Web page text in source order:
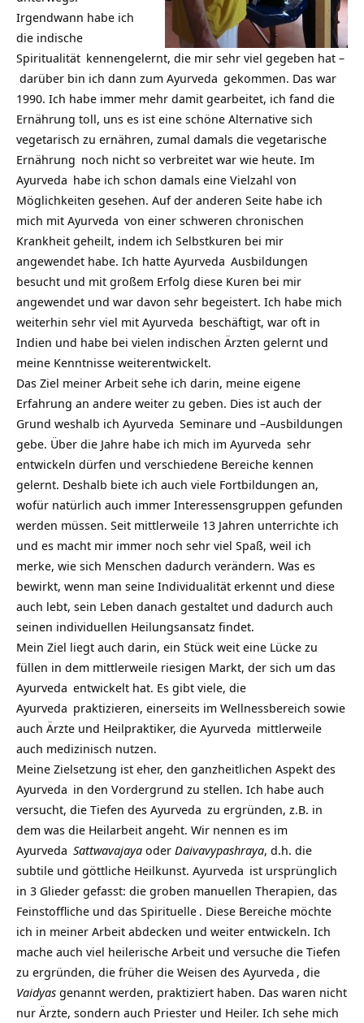
Irgendwann habe ich
die indische
Spiritualität kennengelernt, die mir sehr viel gegeben hat –
darüber bin ich dann zum Ayurveda gekommen. Das war
1990. Ich habe immer mehr damit gearbeitet, ich fand die
Ernährung toll, uns es ist eine schöne Alternative sich
vegetarisch zu ernähren, zumal damals die vegetarische
Ernährung noch nicht so verbreitet war wie heute. Im
Ayurveda habe ich schon damals eine Vielzahl von
Möglichkeiten gesehen. Auf der anderen Seite habe ich
mich mit Ayurveda von einer schweren chronischen
Krankheit geheilt, indem ich Selbstkuren bei mir
angewendet habe. Ich hatte Ayurveda Ausbildungen
besucht und mit großem Erfolg diese Kuren bei mir
angewendet und war davon sehr begeistert. Ich habe mich
weiterhin sehr viel mit Ayurveda beschäftigt, war oft in
Indien und habe bei vielen indischen Ärzten gelernt und
meine Kenntnisse weiterentwickelt.
Das Ziel meiner Arbeit sehe ich darin, meine eigene
Erfahrung an andere weiter zu geben. Dies ist auch der
Grund weshalb ich Ayurveda Seminare und –Ausbildungen
gebe. Über die Jahre habe ich mich im Ayurveda sehr
entwickeln dürfen und verschiedene Bereiche kennen
gelernt. Deshalb biete ich auch viele Fortbildungen an,
wofür natürlich auch immer Interessensgruppen gefunden
werden müssen. Seit mittlerweile 13 Jahren unterrichte ich
und es macht mir immer noch sehr viel Spaß, weil ich
merke, wie sich Menschen dadurch verändern. Was es
bewirkt, wenn man seine Individualität erkennt und diese
auch lebt, sein Leben danach gestaltet und dadurch auch
seinen individuellen Heilungsansatz findet.
Mein Ziel liegt auch darin, ein Stück weit eine Lücke zu
füllen in dem mittlerweile riesigen Markt, der sich um das
Ayurveda entwickelt hat. Es gibt viele, die
Ayurveda praktizieren, einerseits im Wellnessbereich sowie
auch Ärzte und Heilpraktiker, die Ayurveda mittlerweile
auch medizinisch nutzen.
Meine Zielsetzung ist eher, den ganzheitlichen Aspekt des
Ayurveda in den Vordergrund zu stellen. Ich habe auch
versucht, die Tiefen des Ayurveda zu ergründen, z.B. in
dem was die Heilarbeit angeht. Wir nennen es im
Ayurveda Sattwavajaya oder Daivavypashraya, d.h. die
subtile und göttliche Heilkunst. Ayurveda ist ursprünglich
in 3 Glieder gefasst: die groben manuellen Therapien, das
Feinstoffliche und das Spirituelle . Diese Bereiche möchte
ich in meiner Arbeit abdecken und weiter entwickeln. Ich
mache auch viel heilerische Arbeit und versuche die Tiefen
zu ergründen, die früher die Weisen des Ayurveda , die
Vaidyas genannt werden, praktiziert haben. Das waren nicht
nur Ärzte, sondern auch Priester und Heiler. Ich sehe mich